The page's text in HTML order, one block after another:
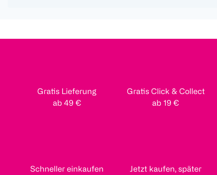
Gratis Lieferung
ab 49 €
Gratis Click & Collect
ab 19 €
Schneller einkaufen
Jetzt kaufen, später